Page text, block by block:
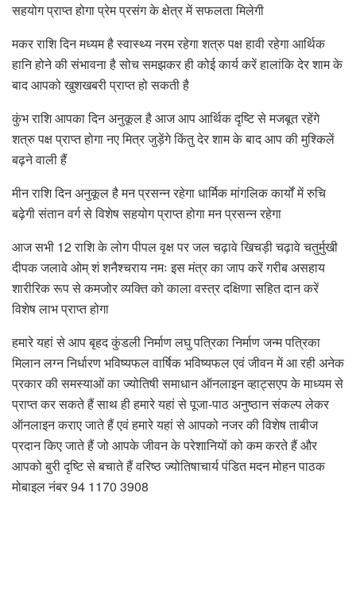
सहयोग प्राप्त होगा प्रेम प्रसंग के क्षेत्र में सफलता मिलेगी
मकर राशि दिन मध्यम है स्वास्थ्य नरम रहेगा शत्रु पक्ष हावी रहेगा आर्थिक
हानि होने की संभावना है सोच समझकर ही कोई कार्य करें हालांकि देर शाम के
बाद आपको खुशखबरी प्राप्त हो सकती है
कुंभ राशि आपका दिन अनुकूल है आज आप आर्थिक दृष्टि से मजबूत रहेंगे
शत्रु पक्ष प्राप्त होगा नए मित्र जुड़ेंगे किंतु देर शाम के बाद आप की मुश्किलें
बढ़ने वाली हैं
मीन राशि दिन अनुकूल है मन प्रसन्न रहेगा धार्मिक मांगलिक कार्यों में रुचि
बढ़ेगी संतान वर्ग से विशेष सहयोग प्राप्त होगा मन प्रसन्न रहेगा
आज सभी 12 राशि के लोग पीपल वृक्ष पर जल चढ़ावे खिचड़ी चढ़ावे चतुर्मुखी
दीपक जलावे ओम् शं शनैश्चराय नमः इस मंत्र का जाप करें गरीब असहाय
शारीरिक रूप से कमजोर व्यक्ति को काला वस्त्र दक्षिणा सहित दान करें
विशेष लाभ प्राप्त होगा
हमारे यहां से आप बृहद कुंडली निर्माण लघु पत्रिका निर्माण जन्म पत्रिका
मिलान लग्न निर्धारण भविष्यफल वार्षिक भविष्यफल एवं जीवन में आ रही अनेक
प्रकार की समस्याओं का ज्योतिषी समाधान ऑनलाइन व्हाट्सएप के माध्यम से
प्राप्त कर सकते हैं साथ ही हमारे यहां से पूजा-पाठ अनुष्ठान संकल्प लेकर
ऑनलाइन कराए जाते हैं एवं हमारे यहां से आपको नजर की विशेष ताबीज
प्रदान किए जाते हैं जो आपके जीवन के परेशानियों को कम करते हैं और
आपको बुरी दृष्टि से बचाते हैं वरिष्ठ ज्योतिषाचार्य पंडित मदन मोहन पाठक
मोबाइल नंबर 94 1170 3908